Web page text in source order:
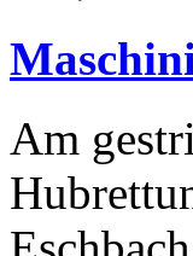
Am